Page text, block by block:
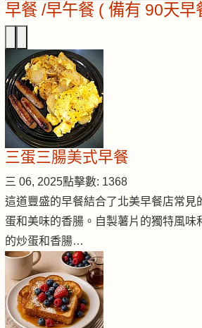
早餐 /早午餐 ( 備有 90天早
三蛋三腸美式早餐
三 06, 2025點擊數: 1368
這道豐盛的早餐結合了北美早餐店常見
蛋和美味的香腸。自製薯片的獨特風味
的炒蛋和香腸…